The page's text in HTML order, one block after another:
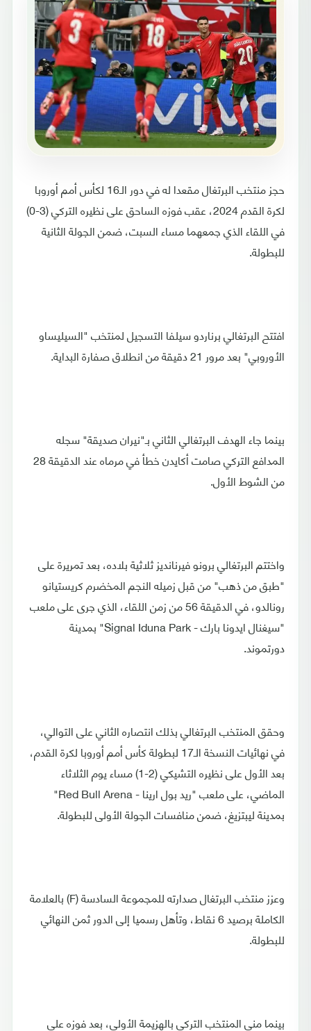
حجز منتخب البرتغال مقعدا له في دور الـ16 لكأس أمم أوروبا
لكرة القدم 2024، عقب فوزه الساحق على نظيره التركي (3-0)
في اللقاء الذي جمعهما مساء السبت، ضمن الجولة الثانية
للبطولة.
افتتح البرتغالي برناردو سيلفا التسجيل لمنتخب "السيليساو
الأوروبي" بعد مرور 21 دقيقة من انطلاق صفارة البداية.
بينما جاء الهدف البرتغالي الثاني بـ"نيران صديقة" سجله
المدافع التركي صامت أكايدن خطأ في مرماه عند الدقيقة 28
من الشوط الأول.
واختتم البرتغالي برونو فيرنانديز ثلاثية بلاده، بعد تمريرة على
"طبق من ذهب" من قبل زميله النجم المخضرم كريستيانو
رونالدو، في الدقيقة 56 من زمن اللقاء، الذي جرى على ملعب
"سيغنال ايدونا بارك - Signal Iduna Park" بمدينة
دورتموند.
وحقق المنتخب البرتغالي بذلك انتصاره الثاني على التوالي،
في نهائيات النسخة الـ17 لبطولة كأس أمم أوروبا لكرة القدم،
بعد الأول على نظيره التشيكي (2-1) مساء يوم الثلاثاء
الماضي، على ملعب "ريد بول ارينا - Red Bull Arena"
بمدينة ليبتزيغ، ضمن منافسات الجولة الأولى للبطولة.
وعزز منتخب البرتغال صدارته للمجموعة السادسة (F) بالعلامة
الكاملة برصيد 6 نقاط، وتأهل رسميا إلى الدور ثمن النهائي
للبطولة.
بينما مني المنتخب التركي بالهزيمة الأولى، بعد فوزه على